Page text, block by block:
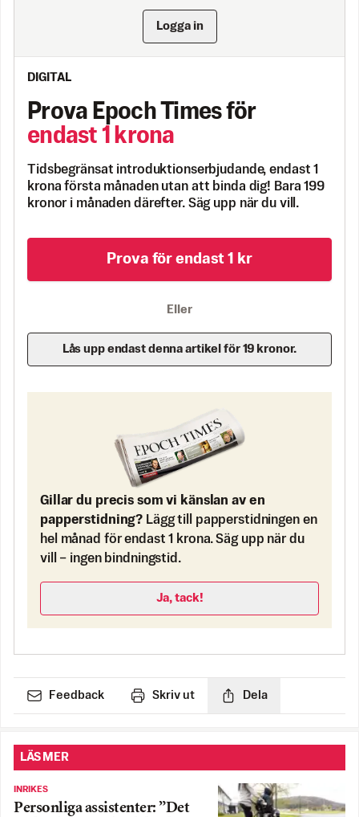
Logga in
DIGITAL
Prova Epoch Times för
endast 1 krona
Tidsbegränsat introduktionserbjudande, endast 1
krona första månaden utan att binda dig! Bara 199
kronor i månaden därefter. Säg upp när du vill.
Prova för endast 1 kr
Eller
Lås upp endast denna artikel för 19 kronor.
Gillar du precis som vi känslan av en
papperstidning? Lägg till papperstidningen en
hel månad för endast 1 krona. Säg upp när du
vill – ingen bindningstid.
Ja, tack!
Feedback Skriv ut Dela
LÄS MER
INRIKES
Personliga assistenter: ”Det